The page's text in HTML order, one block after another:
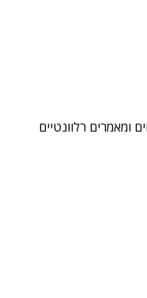
ומאמרים רלוונטיים